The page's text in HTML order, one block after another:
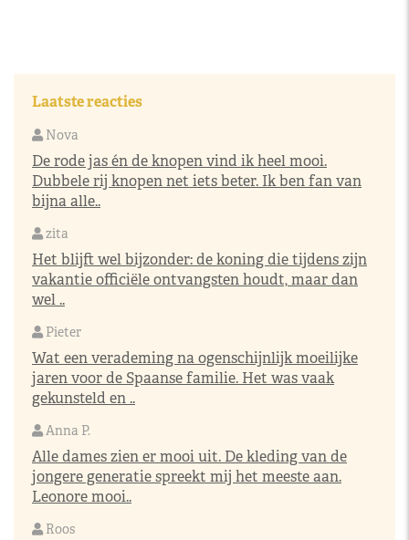
Laatste reacties
Nova
De rode jas én de knopen vind ik heel mooi.
Dubbele rij knopen net iets beter. Ik ben fan van
bijna alle..
zita
Het blijft wel bijzonder: de koning die tijdens zijn
vakantie officiële ontvangsten houdt, maar dan
wel ..
Pieter
Wat een verademing na ogenschijnlijk moeilijke
jaren voor de Spaanse familie. Het was vaak
gekunsteld en ..
Anna P.
Alle dames zien er mooi uit. De kleding van de
jongere generatie spreekt mij het meeste aan.
Leonore mooi..
Roos